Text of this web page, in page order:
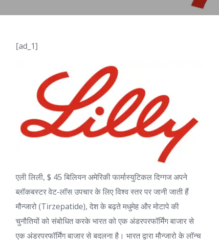
[ad_1]
एली लिली, $ 45 बिलियन अमेरिकी फार्मास्युटिकल दिग्गज अपने
ब्लॉकबस्टर वेट-लॉस उपचार के लिए विश्व स्तर पर जानी जाती हैं
मौन्जारो(Tirzepatide), देश के बढ़ते मधुमेह और मोटापे की
चुनौतियों को संबोधित करके भारत को एक अंडरपरफॉर्मिंग बाजार से
एक अंडरपरफॉर्मिंग बाजार से बदलना है। भारत द्वारा मौन्जारो के लॉन्च